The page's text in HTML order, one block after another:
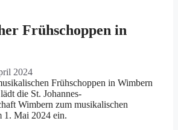
Frühschoppen in
2024
die St. Johannes-
Wimbern zum musikalischen
1. Mai 2024 ein.